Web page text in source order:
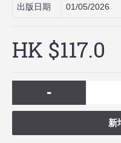
出版日期 01/05/2026
HK $117.0
-
新